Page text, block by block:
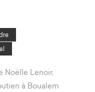
Noëlle Lenoir,
à Boualem